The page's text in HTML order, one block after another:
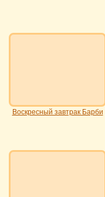
Воскресный завтрак Барби